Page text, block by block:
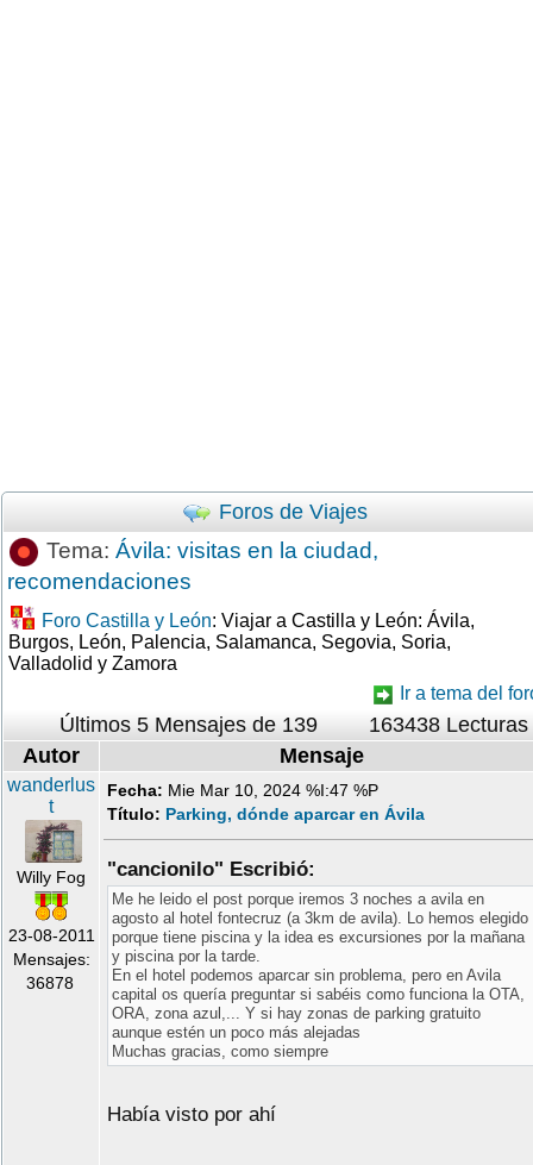
Foros de Viajes
Tema: Ávila: visitas en la ciudad,
recomendaciones
Foro Castilla y León: Viajar a Castilla y León: Ávila,
Burgos, León, Palencia, Salamanca, Segovia, Soria,
Valladolid y Zamora
Ir a tema del
Últimos 5 Mensajes de 139
163438 Lecturas
Autor
Mensaje
wanderlus
t
Willy Fog
23-08-2011
Mensajes:
36878
Fecha: Mie Mar 10, 2024 %I:47 %P
Título: Parking, dónde aparcar en Ávila
"cancionilo" Escribió:
Me he leido el post porque iremos 3 noches a avila en
agosto al hotel fontecruz (a 3km de avila). Lo hemos elegido
porque tiene piscina y la idea es excursiones por la mañana
y piscina por la tarde.
En el hotel podemos aparcar sin problema, pero en Avila
capital os quería preguntar si sabéis como funciona la OTA,
ORA, zona azul,... Y si hay zonas de parking gratuito
aunque estén un poco más alejadas
Muchas gracias, como siempre
Había visto por ahí